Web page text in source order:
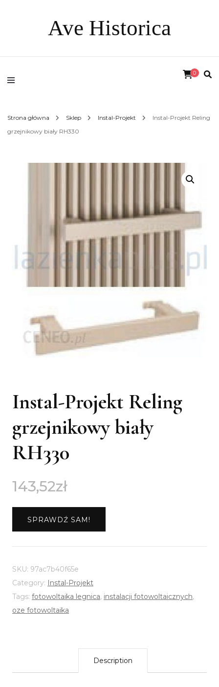
Ave Historica
0
Strona główna Sklep Instal-Projekt
Instal-Projekt Reling
grzejnikowy biały RH330
Instal-Projekt Reling
grzejnikowy biały
RH330
143,52zł
SPRAWDŹ SAM!
SKU: 97ac7b40f65e
Category: Instal-Projekt
Tags: fotowoltaika legnica, instalacji fotowoltaicznych,
oze fotowoltaika
Description